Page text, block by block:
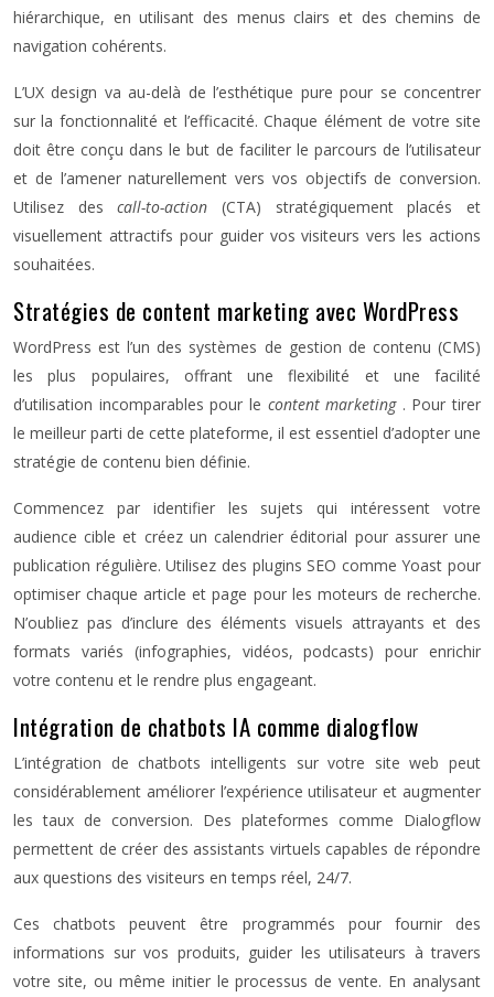
hiérarchique, en utilisant des menus clairs et des chemins de
navigation cohérents.
L’UX design va au-delà de l’esthétique pure pour se concentrer
sur la fonctionnalité et l’efficacité. Chaque élément de votre site
doit être conçu dans le but de faciliter le parcours de l’utilisateur
et de l’amener naturellement vers vos objectifs de conversion.
Utilisez descall-to-action(CTA) stratégiquement placés et
visuellement attractifs pour guider vos visiteurs vers les actions
souhaitées.
Stratégies de content marketing avec WordPress
WordPress est l’un des systèmes de gestion de contenu (CMS)
les plus populaires, offrant une flexibilité et une facilité
d’utilisation incomparables pour le content marketing . Pour tirer
le meilleur parti de cette plateforme, il est essentiel d’adopter une
stratégie de contenu bien définie.
Commencez par identifier les sujets qui intéressent votre
audience cible et créez un calendrier éditorial pour assurer une
publication régulière. Utilisez des plugins SEO comme Yoast pour
optimiser chaque article et page pour les moteurs de recherche.
N’oubliez pas d’inclure des éléments visuels attrayants et des
formats variés (infographies, vidéos, podcasts) pour enrichir
votre contenu et le rendre plus engageant.
Intégration de chatbots IA comme dialogflow
L’intégration de chatbots intelligents sur votre site web peut
considérablement améliorer l’expérience utilisateur et augmenter
les taux de conversion. Des plateformes comme Dialogflow
permettent de créer des assistants virtuels capables de répondre
aux questions des visiteurs en temps réel, 24/7.
Ces chatbots peuvent être programmés pour fournir des
informations sur vos produits, guider les utilisateurs à travers
votre site, ou même initier le processus de vente. En analysant